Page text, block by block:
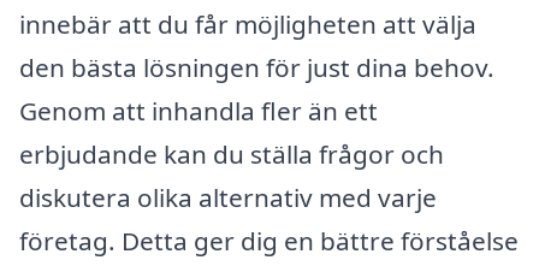
innebär att du får möjligheten att välja
den bästa lösningen för just dina behov.
Genom att inhandla fler än ett
erbjudande kan du ställa frågor och
diskutera olika alternativ med varje
företag. Detta ger dig en bättre förståelse